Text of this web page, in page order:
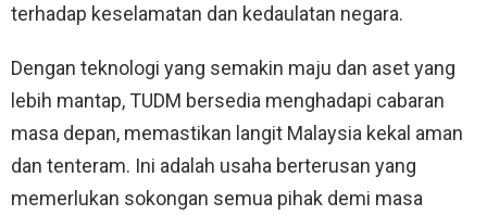
terhadap keselamatan dan kedaulatan negara.
Dengan teknologi yang semakin maju dan aset yang
lebih mantap, TUDM bersedia menghadapi cabaran
masa depan, memastikan langit Malaysia kekal aman
dan tenteram. Ini adalah usaha berterusan yang
memerlukan sokongan semua pihak demi masa